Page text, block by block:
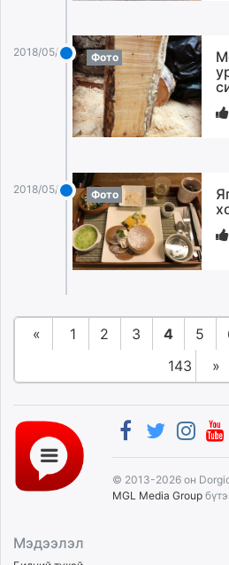
2018/05/12 Фото
2018/05/12 Фото
« 1 2 3 4 5
143
»
© 2013-2026 он
MGL Media Group
Мэдээлэл